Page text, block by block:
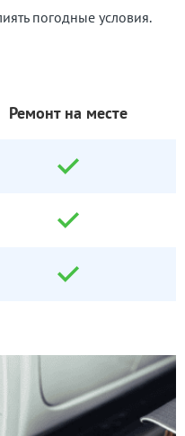
погодные условия.
Ремонт на месте